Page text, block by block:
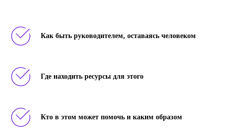
ритейле.
29 июня 2022
Кампус Scream School
Зарегистрироваться
Как быть руководителем, оставаясь человеком
Где находить ресурсы для этого
Кто в этом может помочь и каким образом